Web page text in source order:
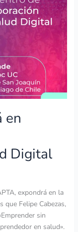
en
Digital
expondrá en la
que Felipe Cabezas,
sin
en salud».